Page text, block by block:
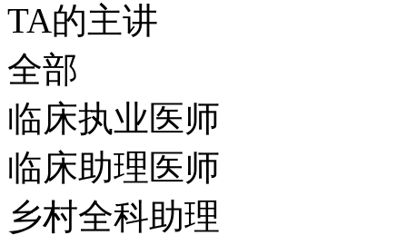
TA的主讲
全部
临床执业医师
临床助理医师
乡村全科助理